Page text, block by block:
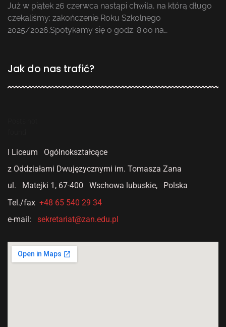
Już w piątek 26 czerwca nastąpi chwila, na którą długo
czekaliśmy: zakończenie Roku Szkolnego
2025/2026.Spotykamy się o godz. 8:00 na…
Jak do nas trafić?
I Liceum Ogólnokształcące
z Oddziałami Dwujęzycznymi im. Tomasza Zana
ul. Matejki 1, 67-400 Wschowa lubuskie, Polska
Tel./fax +48 65 540 29 34
e-mail: sekretariat@zan.edu.pl